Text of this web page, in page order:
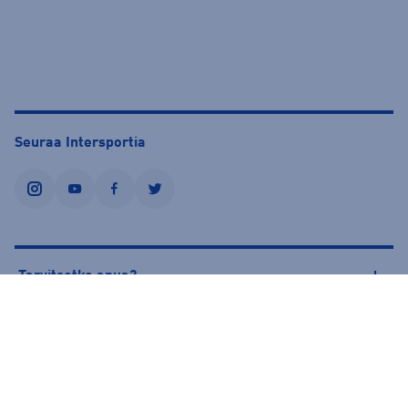
Seuraa Intersportia
instagramyoutubefacebooktwitter
Tarvitsetko apua?